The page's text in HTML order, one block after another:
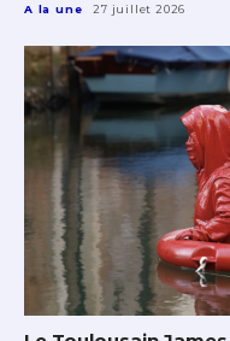
A la une 27 juillet 2026